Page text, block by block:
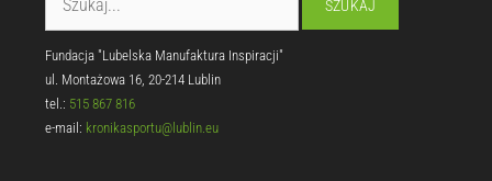
Fundacja "Lubelska Manufaktura Inspiracji"
ul. Montażowa 16, 20-214 Lublin
tel.: 515 867 816
e-mail: kronikasportu@lublin.eu